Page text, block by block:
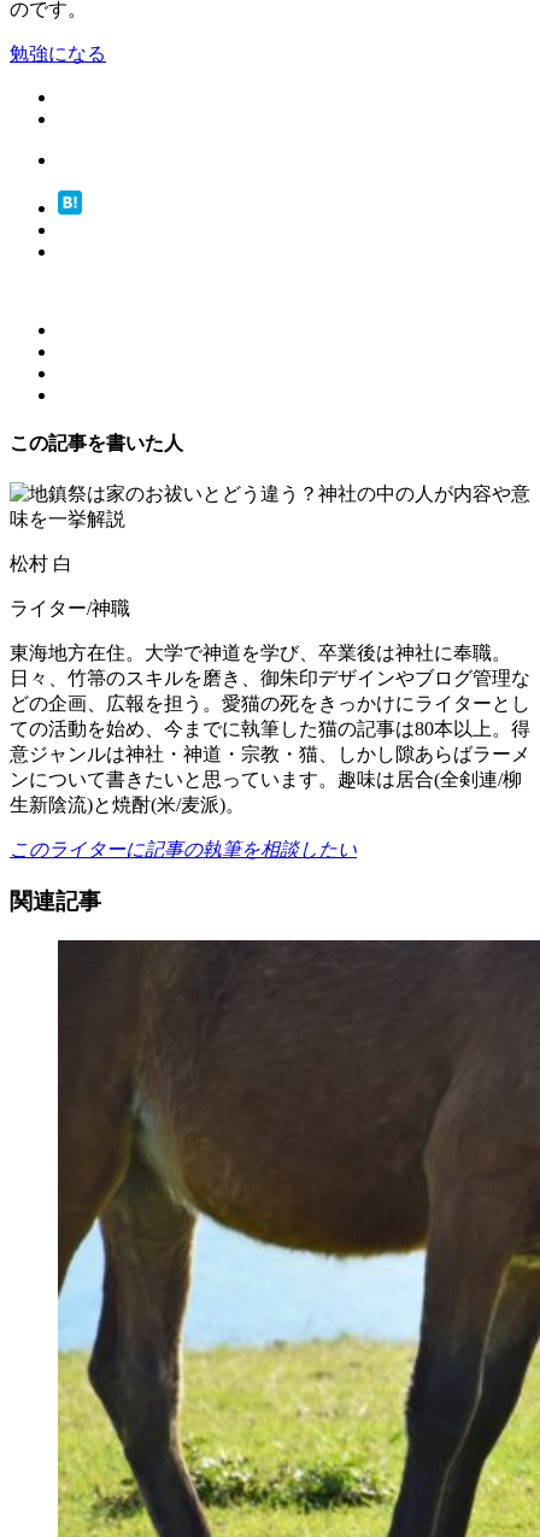
のです。
勉強になる
この記事を書いた人
松村 白
ライター/神職
東海地方在住。大学で神道を学び、卒業後は神社に奉職。
日々、竹箒のスキルを磨き、御朱印デザインやブログ管理な
どの企画、広報を担う。愛猫の死をきっかけにライターとし
ての活動を始め、今までに執筆した猫の記事は80本以上。得
意ジャンルは神社・神道・宗教・猫、しかし隙あらばラーメ
ンについて書きたいと思っています。趣味は居合(全剣連/柳
生新陰流)と焼酎(米/麦派)。
このライターに記事の執筆を相談したい
関連記事